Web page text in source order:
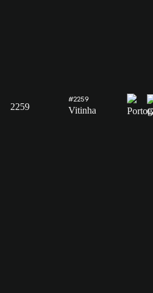
2259
#2259
Vitinha